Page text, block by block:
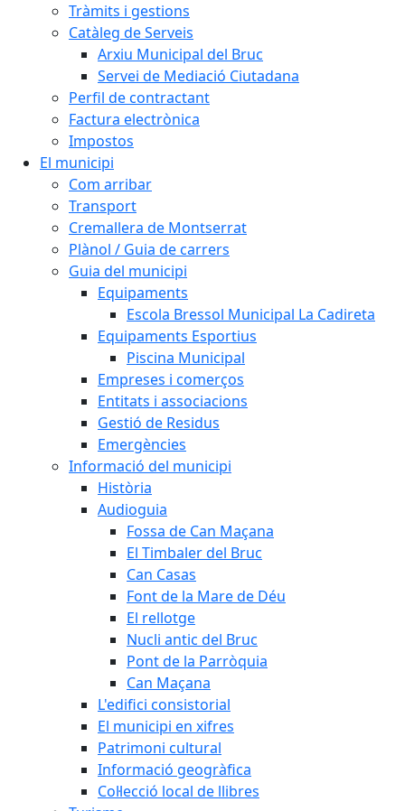
Tràmits i gestions
Catàleg de Serveis
Arxiu Municipal del Bruc
Servei de Mediació Ciutadana
Perfil de contractant
Factura electrònica
Impostos
El municipi
Com arribar
Transport
Cremallera de Montserrat
Plànol / Guia de carrers
Guia del municipi
Equipaments
Escola Bressol Municipal La Cadireta
Equipaments Esportius
Piscina Municipal
Empreses i comerços
Entitats i associacions
Gestió de Residus
Emergències
Informació del municipi
Història
Audioguia
Fossa de Can Maçana
El Timbaler del Bruc
Can Casas
Font de la Mare de Déu
El rellotge
Nucli antic del Bruc
Pont de la Parròquia
Can Maçana
L'edifici consistorial
El municipi en xifres
Patrimoni cultural
Informació geogràfica
Col·lecció local de llibres